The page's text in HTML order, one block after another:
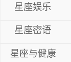
星座娱乐
星座密语
星座与健康